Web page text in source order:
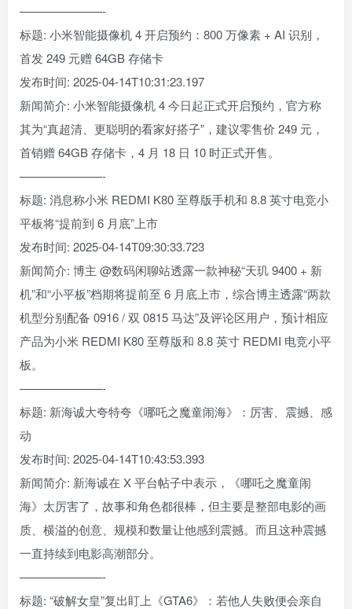
———————-
标题: 小米智能摄像机 4 开启预约：800 万像素 + AI 识别，
首发 249 元赠 64GB 存储卡
发布时间: 2025-04-14T10:31:23.197
新闻简介: 小米智能摄像机 4 今日起正式开启预约，官方称
其为“真超清、更聪明的看家好搭子”，建议零售价 249 元，
首销赠 64GB 存储卡，4 月 18 日 10 时正式开售。
———————-
标题: 消息称小米 REDMI K80 至尊版手机和 8.8 英寸电竞小
平板将“提前到 6 月底”上市
发布时间: 2025-04-14T09:30:33.723
新闻简介: 博主 @数码闲聊站透露一款神秘“天玑 9400 + 新
机”和“小平板”档期将提前至 6 月底上市，综合博主透露“两款
机型分别配备 0916 / 双 0815 马达”及评论区用户，预计相应
产品为小米 REDMI K80 至尊版和 8.8 英寸 REDMI 电竞小平
板。
———————-
标题: 新海诚大夸特夸《哪吒之魔童闹海》：厉害、震撼、感
动
发布时间: 2025-04-14T10:43:53.393
新闻简介: 新海诚在 X 平台帖子中表示，《哪吒之魔童闹
海》太厉害了，故事和角色都很棒，但主要是整部电影的画
质、横溢的创意、规模和数量让他感到震撼。而且这种震撼
一直持续到电影高潮部分。
———————-
标题: “破解女皇”复出盯上《GTA6》：若他人失败便会亲自